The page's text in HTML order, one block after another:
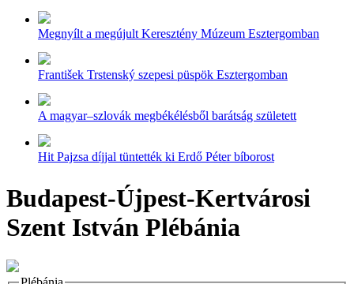
Megnyílt a megújult Keresztény Múzeum Esztergomban
František Trstenský szepesi püspök Esztergomban
A magyar–szlovák megbékélésből barátság született
Hit Pajzsa díjjal tüntették ki Erdő Péter bíborost
Budapest-Újpest-Kertvárosi
Szent István Plébánia